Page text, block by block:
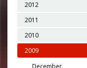
2012
2011
2010
2009
December